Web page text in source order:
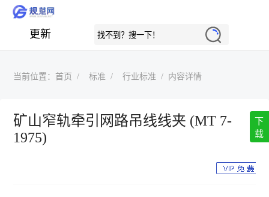
更新
当前位置： 首页 标准 行业标准 内容详情
矿山窄轨牵引网路吊线线夹 (MT 7-
1975)
下
载